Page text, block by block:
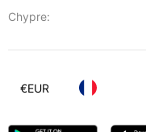
Chypre:
€EUR